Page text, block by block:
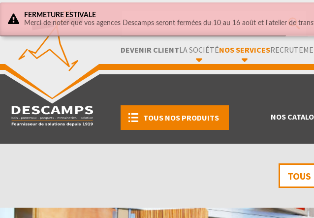
DEVENIR CLIENTLA SOCIÉTÉNOS SERVICES
TOUS NOS PRODUITS NOS
TOUS
FERMETURE ESTIVALE
Merci de noter que vos agences Descamps seront fermées du 10 au 16 août et l'atelier de